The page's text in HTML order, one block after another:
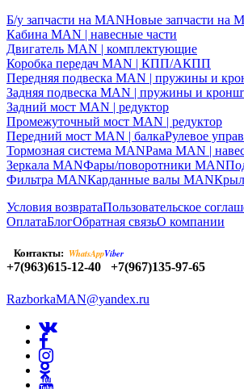
Б/у запчасти на MANНовые запчасти на
Кабина MAN | навесные части
Двигатель MAN | комплектующие
Коробка передач MAN | КПП/АКПП
Передняя подвеска MAN | пружины и
Задняя подвеска MAN | пружины и
Задний мост MAN | редуктор
Промежуточный мост MAN | редуктор
Передний мост MAN | балкаРулевое
Тормозная система MANРама MAN |
Зеркала MANФары/поворотники MAN
Фильтра MANКарданные валы MAN
Условия возвратаПользовательское
ОплатаБлогОбратная связьО компании
Контакты: WhatsAppViber
+7(963)615-12-40 +7(967)135-97-65
RazborkaMAN@yandex.ru